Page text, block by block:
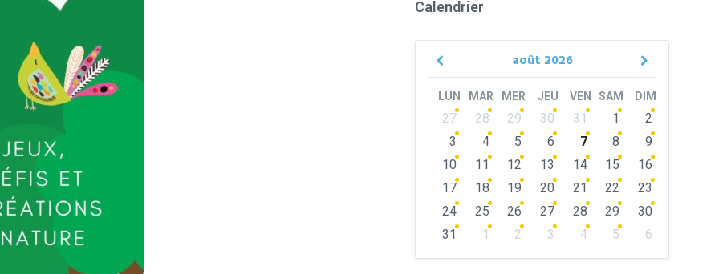
Calendrier
août 2026
Previous
Next
LUN MAR MER JEU VEN SAM DIM
Skip
calendar
days
27 28 29 30 31 1
2
3
4 5 6 7 8
9
10
11 12 13 14 15
16
17
18 19 20 21 22
23
24
25 26 27 28 29
30
31
1 2 3 4 5
6